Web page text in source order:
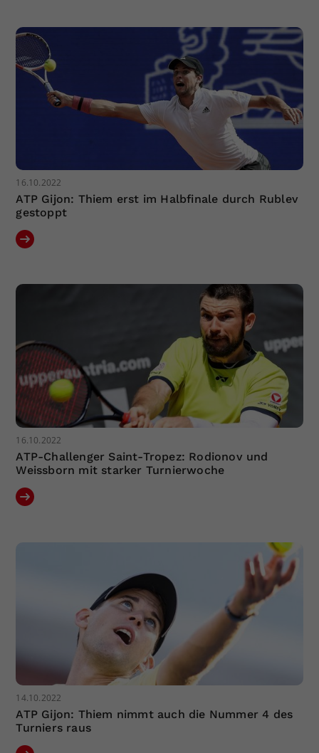
16.10.2022
ATP Gijon: Thiem erst im Halbfinale durch Rublev
gestoppt
16.10.2022
ATP-Challenger Saint-Tropez: Rodionov und
Weissborn mit starker Turnierwoche
14.10.2022
ATP Gijon: Thiem nimmt auch die Nummer 4 des
Turniers raus
Zweck
Einstellungen. Unter anderem eine
zufällig generierte ID, für die
historische Speicherung Ihrer
vorgenommen Einstellungen, falls der
Webseiten-Betreiber dies eingestellt
hat.